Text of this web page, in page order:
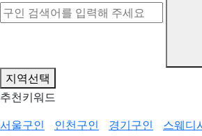
지역선택
추천키워드
서울구인
인천구인 경기구인
스웨디